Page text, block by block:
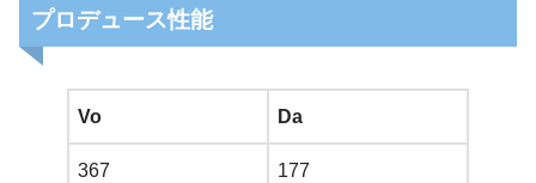
プロデュース性能
Vo Da
367 177